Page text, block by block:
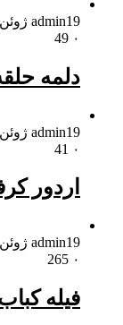
admin19 ژوئن , 2013
۰
دلمه
admin19 ژوئن , 2013
۰
اردور
admin19 ژوئن , 2013
۰
فیله